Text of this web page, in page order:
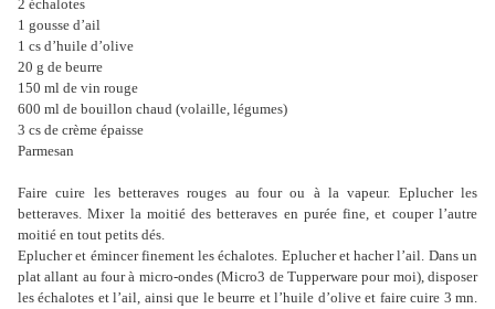
2 échalotes
1 gousse d’ail
1 cs d’huile d’olive
20 g de beurre
150 ml de vin rouge
600 ml de bouillon chaud (volaille, légumes)
3 cs de crème épaisse
Parmesan
Faire cuire les betteraves rouges au four ou à la vapeur. Eplucher les
betteraves. Mixer la moitié des betteraves en purée fine, et couper l’autre
moitié en tout petits dés.
Eplucher et émincer finement les échalotes. Eplucher et hacher l’ail. Dans un
plat allant au four à micro-ondes (Micro3 de Tupperware pour moi), disposer
les échalotes et l’ail, ainsi que le beurre et l’huile d’olive et faire cuire 3 mn.